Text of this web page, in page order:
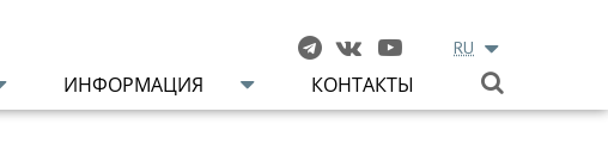
RU
ИНФОРМАЦИЯ КОНТАКТЫ